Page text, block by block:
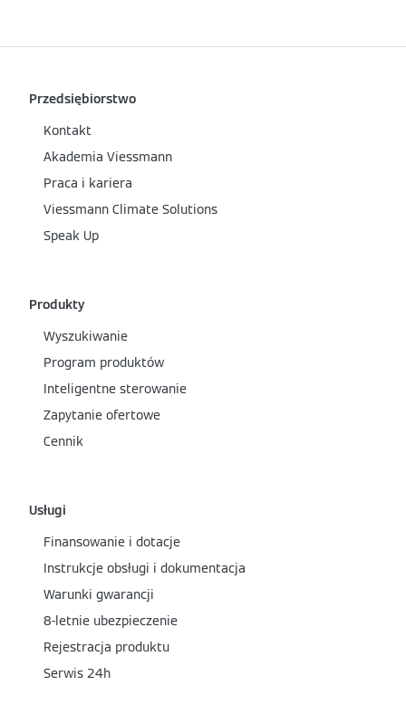
Przedsiębiorstwo
Kontakt
Akademia Viessmann
Praca i kariera
Viessmann Climate Solutions
Speak Up
Produkty
Wyszukiwanie
Program produktów
Inteligentne sterowanie
Zapytanie ofertowe
Cennik
Usługi
Finansowanie i dotacje
Instrukcje obsługi i dokumentacja
Warunki gwarancji
8-letnie ubezpieczenie
Rejestracja produktu
Serwis 24h